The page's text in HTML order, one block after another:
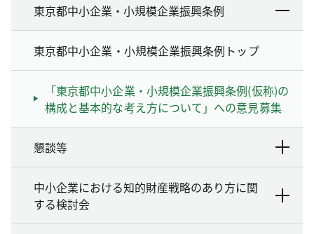
東京都中小企業・小規模企業振興条例
東京都中小企業・小規模企業振興条例トップ
「東京都中小企業・小規模企業振興条例(仮称)の
構成と基本的な考え方について」への意見募集
懇談等
中小企業における知的財産戦略のあり方に関
する検討会